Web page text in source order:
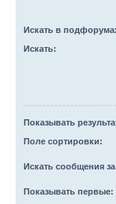
Искать в
Искать:
Показывать
Поле сортировки:
Искать сообщения
Показывать первые: